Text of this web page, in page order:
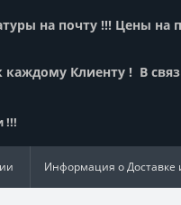
на почту !!! Цены на
каждому Клиенту ! В
!!!
Информация о Доставке